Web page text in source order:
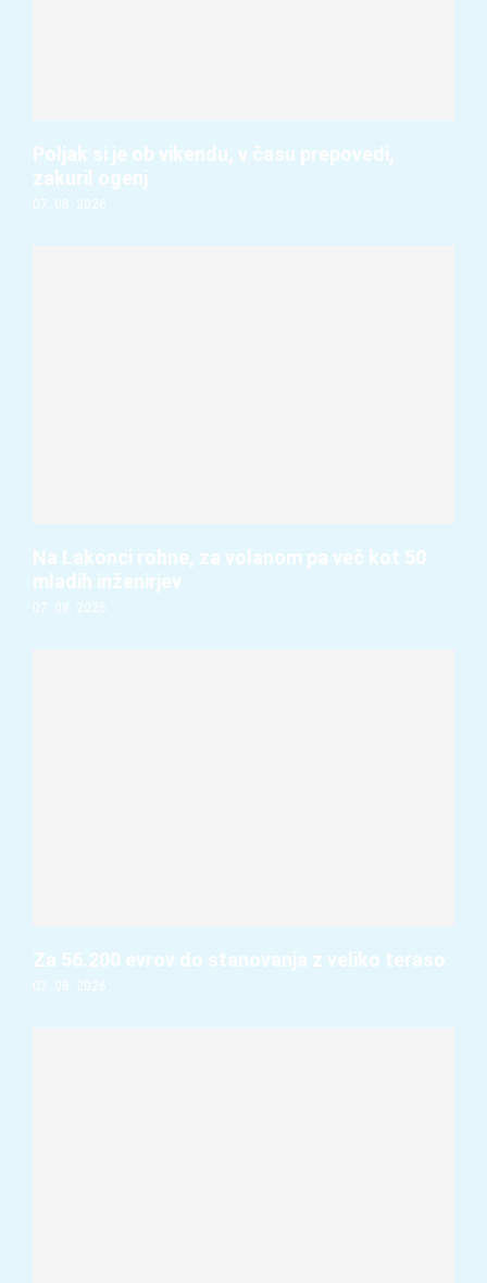
Poljak si je ob vikendu, v času prepovedi,
zakuril ogenj
07. 08. 2026
Na Lakonci rohne, za volanom pa več kot 50
mladih inženirjev
07. 08. 2026
Za 56.200 evrov do stanovanja z veliko teraso
07. 08. 2026